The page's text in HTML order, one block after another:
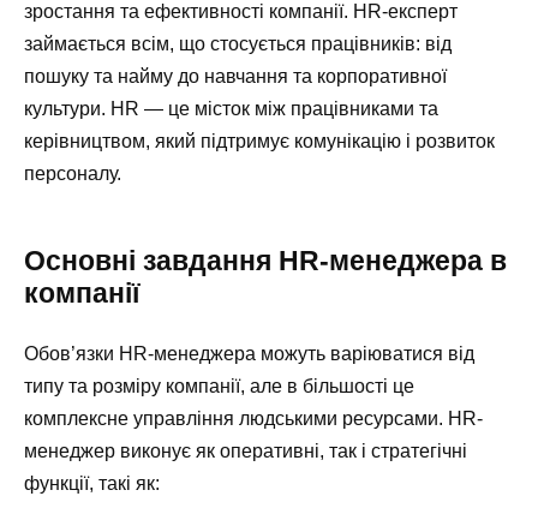
зростання та ефективності компанії. HR-експерт
займається всім, що стосується працівників: від
пошуку та найму до навчання та корпоративної
культури. HR — це місток між працівниками та
керівництвом, який підтримує комунікацію і розвиток
персоналу.
Основні завдання HR-менеджера в
компанії
Обов’язки HR-менеджера можуть варіюватися від
типу та розміру компанії, але в більшості це
комплексне управління людськими ресурсами. HR-
менеджер виконує як оперативні, так і стратегічні
функції, такі як: